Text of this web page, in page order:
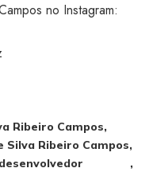
no Instagram:
Ribeiro Campos
Silva Ribeiro Campos